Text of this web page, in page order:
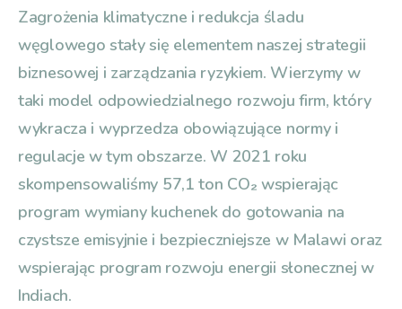
Zagrożenia klimatyczne i redukcja śladu
węglowego stały się elementem naszej strategii
biznesowej i zarządzania ryzykiem. Wierzymy w
taki model odpowiedzialnego rozwoju firm, który
wykracza i wyprzedza obowiązujące normy i
regulacje w tym obszarze. W 2021 roku
skompensowaliśmy 57,1 ton CO₂ wspierając
program wymiany kuchenek do gotowania na
czystsze emisyjnie i bezpieczniejsze w Malawi oraz
wspierając program rozwoju energii słonecznej w
Indiach.